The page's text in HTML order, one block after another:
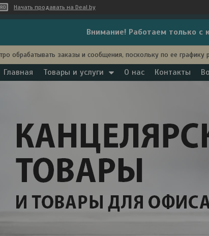
Начать продавать на Deal.by
Внимание! Работаем только с
обрабатывать заказы и сообщения, поскольку по ее
Главная Товары и услуги О нас Контакты